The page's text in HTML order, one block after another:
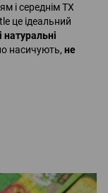
і середнім ТХ
це ідеальний
натуральні
насичують, не